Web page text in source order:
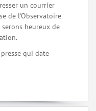
un courrier
de l'Observatoire
heureux de
qui date